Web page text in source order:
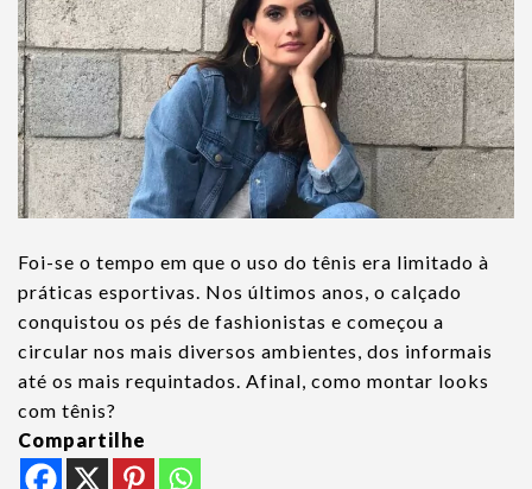
Foi-se o tempo em que o uso do tênis era limitado à
práticas esportivas. Nos últimos anos, o calçado
conquistou os pés de fashionistas e começou a
circular nos mais diversos ambientes, dos informais
até os mais requintados. Afinal, como montar looks
com tênis?
Compartilhe